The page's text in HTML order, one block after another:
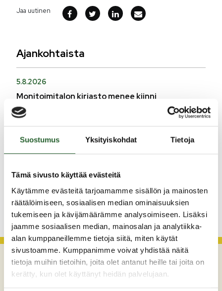
Suostumus Yksityiskohdat Tietoja
Tämä sivusto käyttää evästeitä
Käytämme evästeitä tarjoamamme sisällön ja mainosten
räätälöimiseen, sosiaalisen median ominaisuuksien
tukemiseen ja kävijämäärämme analysoimiseen. Lisäksi
jaamme sosiaalisen median, mainosalan ja analytiikka-
alan kumppaneillemme tietoja siitä, miten käytät
sivustoamme. Kumppanimme voivat yhdistää näitä
tietoja muihin tietoihin, joita olet antanut heille tai joita on
kerätty, kun olet käyttänyt heidän palvelujaan.
Jaa uutinen
Ajankohtaista
5.8.2026
Monitoimitalon kirjasto menee kiinni
perjantaina klo 12.00
3.8.2026
Henkilömuutoksia maaseutuhallinnossa
29.7.2026
Asfaltointityöt taajamassa myöhästyvät
KATSO KAIKKI